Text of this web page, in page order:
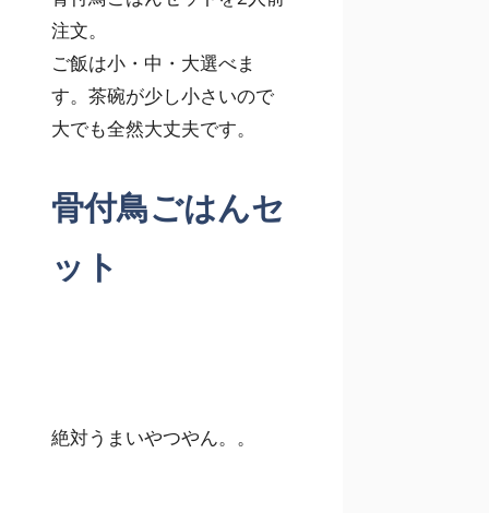
注文。
ご飯は小・中・大選べま
す。茶碗が少し小さいので
大でも全然大丈夫です。
骨付鳥ごはんセ
ット
絶対うまいやつやん。。